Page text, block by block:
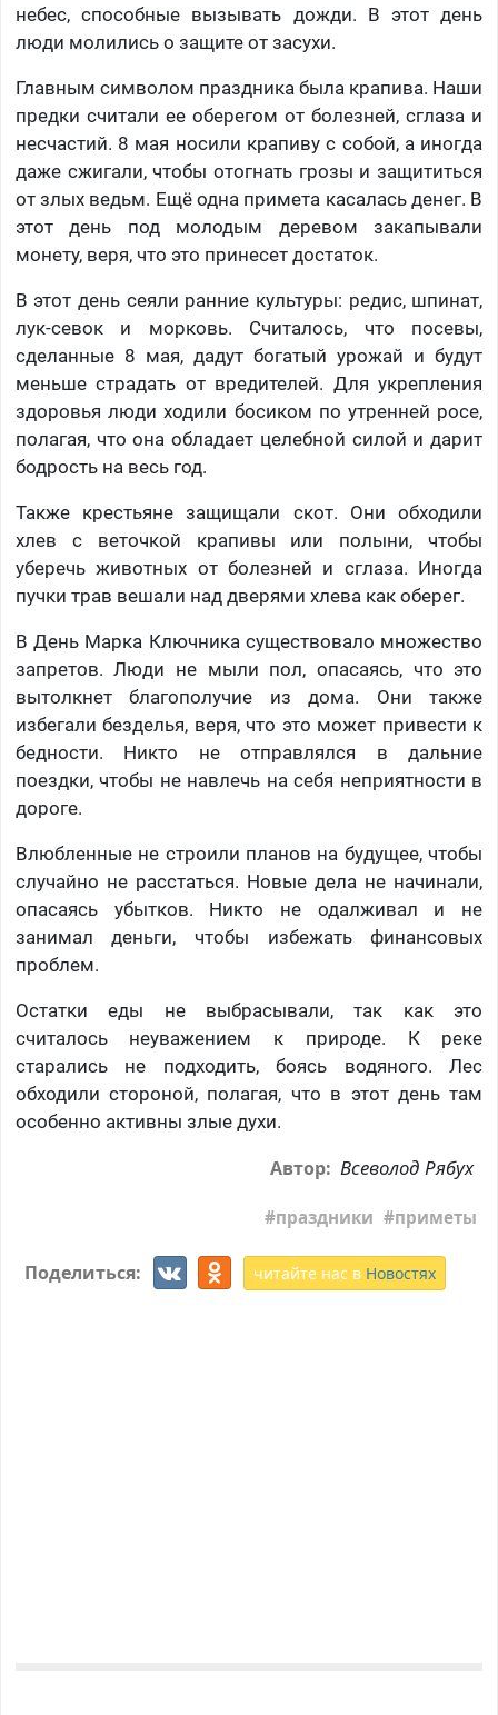
небес, способные вызывать дожди. В этот день
люди молились о защите от засухи.
Главным символом праздника была крапива. Наши
предки считали ее оберегом от болезней, сглаза и
несчастий. 8 мая носили крапиву с собой, а иногда
даже сжигали, чтобы отогнать грозы и защититься
от злых ведьм. Ещё одна примета касалась денег. В
этот день под молодым деревом закапывали
монету, веря, что это принесет достаток.
В этот день сеяли ранние культуры: редис, шпинат,
лук-севок и морковь. Считалось, что посевы,
сделанные 8 мая, дадут богатый урожай и будут
меньше страдать от вредителей. Для укрепления
здоровья люди ходили босиком по утренней росе,
полагая, что она обладает целебной силой и дарит
бодрость на весь год.
Также крестьяне защищали скот. Они обходили
хлев с веточкой крапивы или полыни, чтобы
уберечь животных от болезней и сглаза. Иногда
пучки трав вешали над дверями хлева как оберег.
В День Марка Ключника существовало множество
запретов. Люди не мыли пол, опасаясь, что это
вытолкнет благополучие из дома. Они также
избегали безделья, веря, что это может привести к
бедности. Никто не отправлялся в дальние
поездки, чтобы не навлечь на себя неприятности в
дороге.
Влюбленные не строили планов на будущее, чтобы
случайно не расстаться. Новые дела не начинали,
опасаясь убытков. Никто не одалживал и не
занимал деньги, чтобы избежать финансовых
проблем.
Остатки еды не выбрасывали, так как это
считалось неуважением к природе. К реке
старались не подходить, боясь водяного. Лес
обходили стороной, полагая, что в этот день там
особенно активны злые духи.
Автор: Всеволод Рябух
праздники приметы
Поделиться: читайте нас в Новостях